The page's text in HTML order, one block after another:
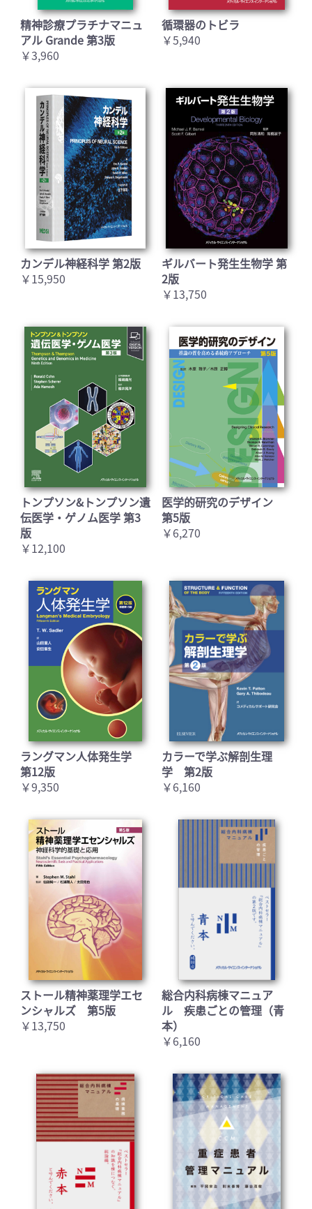
精神診療プラチナマニュ
アル Grande 第3版
￥3,960
循環器のトビラ
￥5,940
カンデル神経科学 第2版
￥15,950
ギルバート発生生物学 第
2版
￥13,750
トンプソン&トンプソン遺
伝医学・ゲノム医学 第3
版
￥12,100
医学的研究のデザイン
第5版
￥6,270
ラングマン人体発生学
第12版
￥9,350
カラーで学ぶ解剖生理
学 第2版
￥6,160
ストール精神薬理学エセ
ンシャルズ 第5版
￥13,750
総合内科病棟マニュア
ル 疾患ごとの管理（青
本）
￥6,160